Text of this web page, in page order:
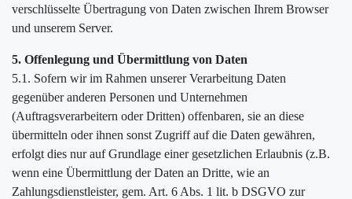
verschlüsselte Übertragung von Daten zwischen Ihrem Browser
und unserem Server.
5. Offenlegung und Übermittlung von Daten
5.1. Sofern wir im Rahmen unserer Verarbeitung Daten
gegenüber anderen Personen und Unternehmen
(Auftragsverarbeitern oder Dritten) offenbaren, sie an diese
übermitteln oder ihnen sonst Zugriff auf die Daten gewähren,
erfolgt dies nur auf Grundlage einer gesetzlichen Erlaubnis (z.B.
wenn eine Übermittlung der Daten an Dritte, wie an
Zahlungsdienstleister, gem. Art. 6 Abs. 1 lit. b DSGVO zur